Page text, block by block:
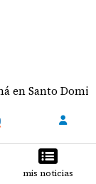
Domingo 2026
mis noticias